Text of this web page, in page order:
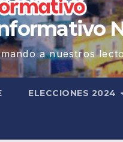
a nuestros
ELECCIONES 2024